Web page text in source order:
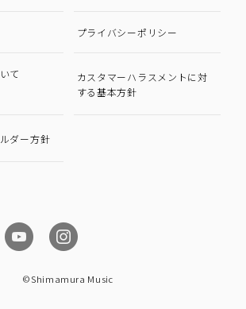
プライバシーポリシー
て
カスタマーハラスメントに対
する基本方針
ダー方針
©Shimamura Music